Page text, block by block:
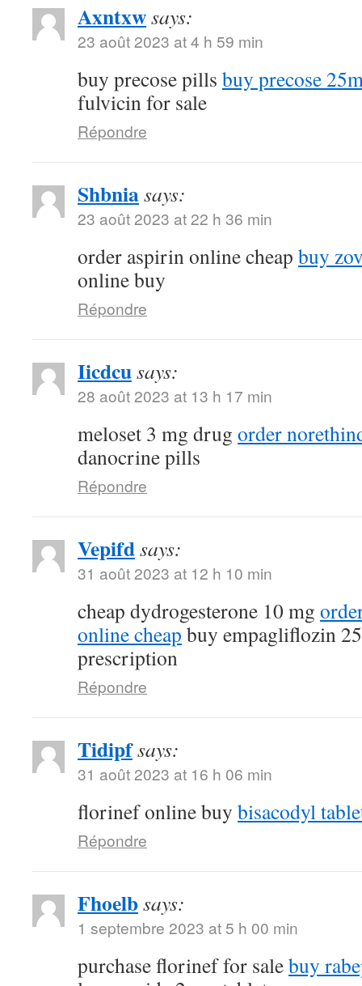
Axntxwsays:
23 août 2023 at 4 h 59 min
buy precose pills buy precose
fulvicin for sale
Répondre
Shbniasays:
23 août 2023 at 22 h 36 min
order aspirin online cheap buy
online buy
Répondre
Iicdcusays:
28 août 2023 at 13 h 17 min
meloset 3 mg drug order
danocrine pills
Répondre
Vepifdsays:
31 août 2023 at 12 h 10 min
cheap dydrogesterone 10 mg
online cheap buy empagliflozin
prescription
Répondre
Tidipfsays:
31 août 2023 at 16 h 06 min
florinef online buy bisacodyl
Répondre
Fhoelbsays:
1 septembre 2023 at 5 h 00 min
purchase florinef for salebuy